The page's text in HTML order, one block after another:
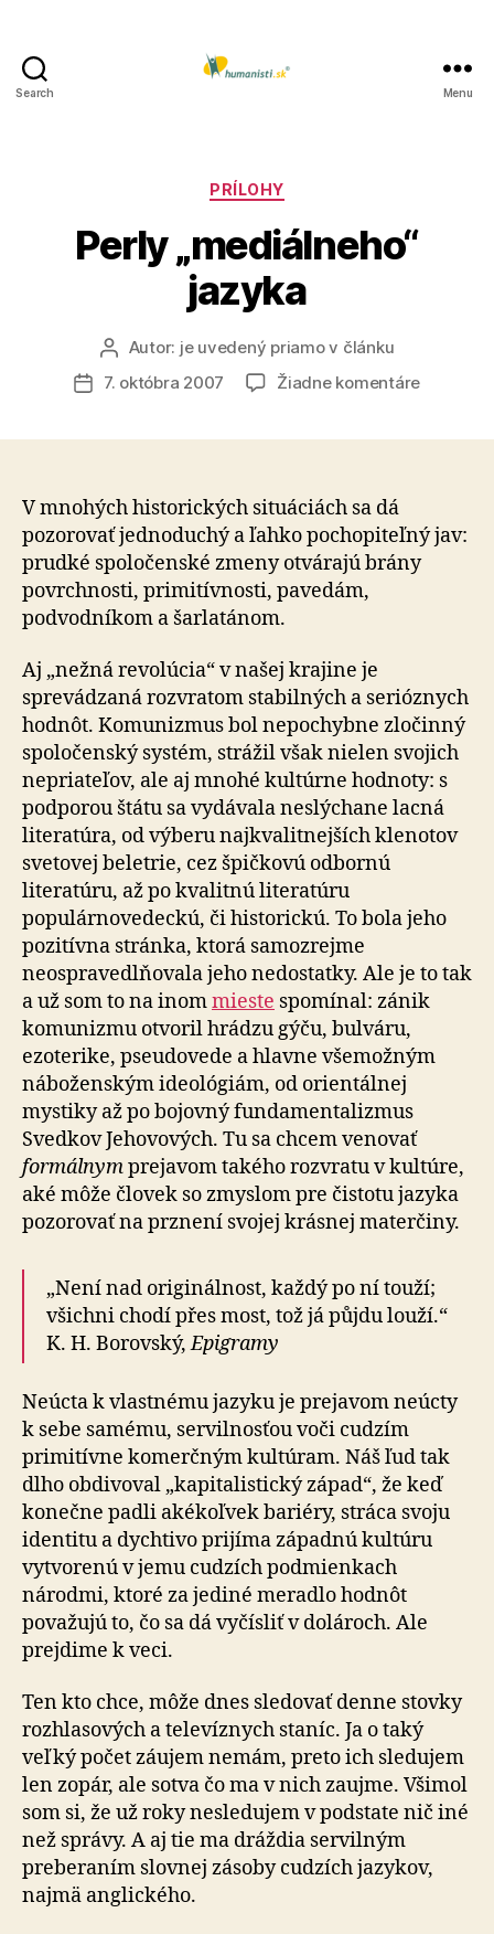
Search Menu
Kategórie
PRÍLOHY
Perly „mediálneho“
jazyka
Autor
článku
Autor: je uvedený priamo v článku
Dátum
7. októbra 2007 Žiadne komentárena
V mnohých historických situáciách sa dá
pozorovať jednoduchý a ľahko pochopiteľný jav:
prudké spoločenské zmeny otvárajú brány
povrchnosti, primitívnosti, pavedám,
podvodníkom a šarlatánom.
Aj „nežná revolúcia“ v našej krajine je
sprevádzaná rozvratom stabilných a serióznych
hodnôt. Komunizmus bol nepochybne zločinný
spoločenský systém, strážil však nielen svojich
nepriateľov, ale aj mnohé kultúrne hodnoty: s
podporou štátu sa vydávala neslýchane lacná
literatúra, od výberu najkvalitnejších klenotov
svetovej beletrie, cez špičkovú odbornú
literatúru, až po kvalitnú literatúru
populárnovedeckú, či historickú. To bola jeho
pozitívna stránka, ktorá samozrejme
neospravedlňovala jeho nedostatky. Ale je to tak
a už som to na inommieste spomínal: zánik
komunizmu otvoril hrádzu gýču, bulváru,
ezoterike, pseudovede a hlavne všemožným
náboženským ideológiám, od orientálnej
mystiky až po bojovný fundamentalizmus
Svedkov Jehovových. Tu sa chcem venovať
formálnymprejavom takého rozvratu v kultúre,
aké môže človek so zmyslom pre čistotu jazyka
pozorovať na prznení svojej krásnej materčiny.
„Není nad originálnost, každý po ní touží;
všichni chodí přes most, tož já půjdu louží.“
K. H. Borovský,Epigramy
Neúcta k vlastnému jazyku je prejavom neúcty
k sebe samému, servilnosťou voči cudzím
primitívne komerčným kultúram. Náš ľud tak
dlho obdivoval „kapitalistický západ“, že keď
konečne padli akékoľvek bariéry, stráca svoju
identitu a dychtivo prijíma západnú kultúru
vytvorenú v jemu cudzích podmienkach
národmi, ktoré za jediné meradlo hodnôt
považujú to, čo sa dá vyčísliť v dolároch. Ale
prejdime k veci.
Ten kto chce, môže dnes sledovať denne stovky
rozhlasových a televíznych staníc. Ja o taký
veľký počet záujem nemám, preto ich sledujem
len zopár, ale sotva čo ma v nich zaujme. Všimol
som si, že už roky nesledujem v podstate nič iné
než správy. A aj tie ma dráždia servilným
preberaním slovnej zásoby cudzích jazykov,
najmä anglického.